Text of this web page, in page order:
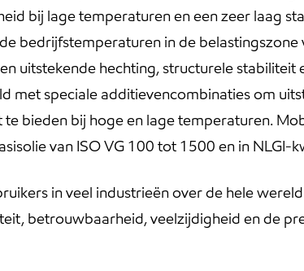
bij lage temperaturen en een zeer laag
bedrijfstemperaturen in de
uitstekende hechting, structurele
met speciale additievencombinaties om
bieden bij hoge en lage temperaturen.
van ISO VG 100 tot 1500 en in NLGI-
in veel industrieën over de hele
betrouwbaarheid, veelzijdigheid en de